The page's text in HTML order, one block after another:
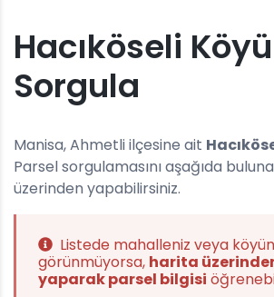
Hacıköseli
Sorgula
Manisa, Ahmetli ilçesine ait
Parsel sorgulamasını aşağıda
üzerinden yapabilirsiniz.
Listede mahalleniz veya
görünmüyorsa, harita
yaparak parsel bilgisi